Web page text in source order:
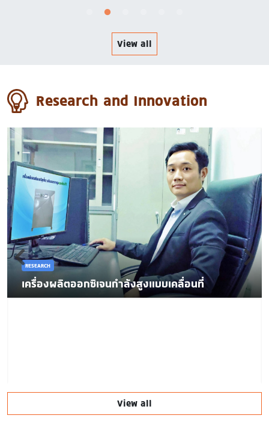
View all
Research and Innovation
RESEARCH
เครื่องผลิตออกซิเจนกำลังสูงแบบเคลื่อนที่
View all